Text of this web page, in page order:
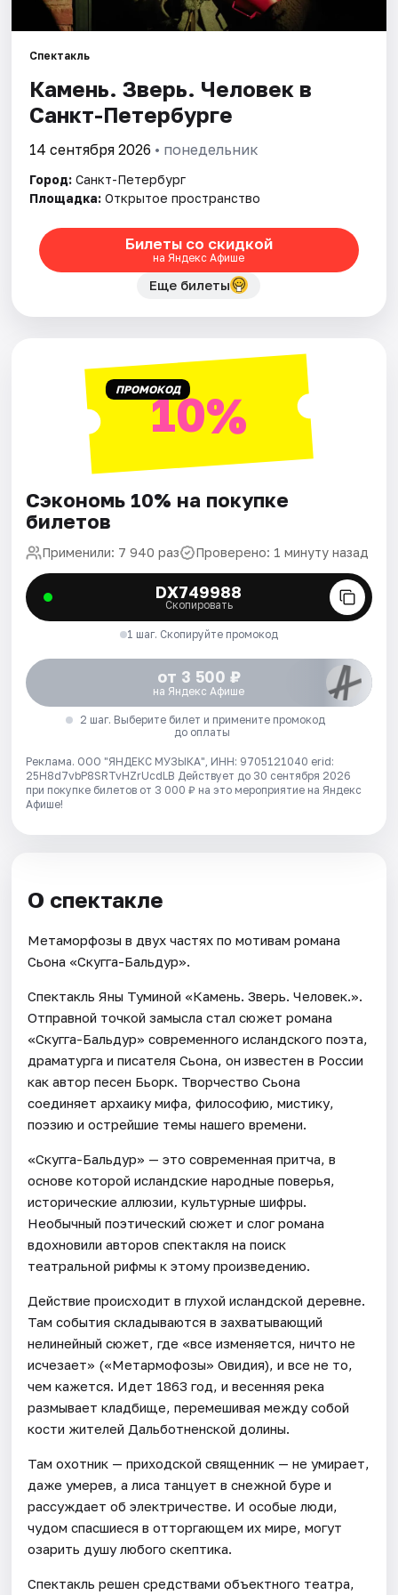
Площадки
Артисты
Спектакль
Камень. Зверь. Человек в
Санкт-Петербурге
14 сентября 2026 • понедельник
Город: Санкт-Петербург
Площадка: Открытое пространство
Билеты со скидкой
на Яндекс Афише
Еще билеты
ПРОМОКОД10%
Сэкономь 10% на покупке
билетов
Применили: 7 940 раз Проверено: 1 минуту назад
DX749988
Скопировать
1 шаг. Скопируйте промокод
от 3 500 ₽
на Яндекс Афише
2 шаг. Выберите билет и примените промокод
до оплаты
Реклама. ООО "ЯНДЕКС МУЗЫКА", ИНН: 9705121040 erid:
25H8d7vbP8SRTvHZrUcdLB Действует до 30 сентября 2026
при покупке билетов от 3 000 ₽ на это мероприятие на Яндекс
Афише!
О спектакле
Метаморфозы в двух частях по мотивам романа
Сьона «Скугга-Бальдур».
Спектакль Яны Туминой «Камень. Зверь. Человек.».
Отправной точкой замысла стал сюжет романа
«Скугга-Бальдур» современного исландского поэта,
драматурга и писателя Сьона, он известен в России
как автор песен Бьорк. Творчество Сьона
соединяет архаику мифа, философию, мистику,
поэзию и острейшие темы нашего времени.
«Скугга-Бальдур» — это современная притча, в
основе которой исландские народные поверья,
исторические аллюзии, культурные шифры.
Необычный поэтический сюжет и слог романа
вдохновили авторов спектакля на поиск
театральной рифмы к этому произведению.
Действие происходит в глухой исландской деревне.
Там события складываются в захватывающий
нелинейный сюжет, где «все изменяется, ничто не
исчезает» («Метармофозы» Овидия), и все не то,
чем кажется. Идет 1863 год, и весенняя река
размывает кладбище, перемешивая между собой
кости жителей Дальботненской долины.
Там охотник — приходской священник — не умирает,
даже умерев, а лиса танцует в снежной буре и
рассуждает об электричестве. И особые люди,
чудом спасшиеся в отторгающем их мире, могут
озарить душу любого скептика.
Спектакль решен средствами объектного театра,